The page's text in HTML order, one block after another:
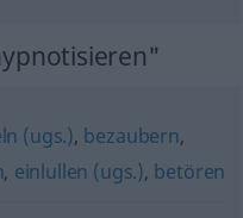
(ugs.), bezaubern,
, einlullen (ugs.), betören